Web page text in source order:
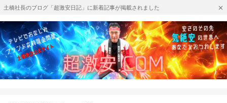
土橋社長のブログ「超激安日記」に新着記事が掲載されました